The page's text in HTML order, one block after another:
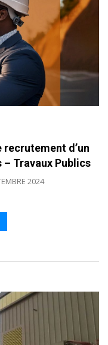
d’un
Travaux Publics
2024